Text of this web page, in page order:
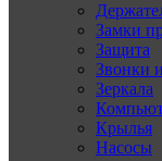
Замки
Защита
Звонки
Зеркала
Крылья
Насосы